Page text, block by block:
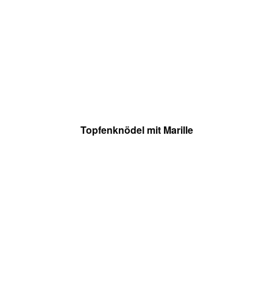
Topfenknödel mit Marille